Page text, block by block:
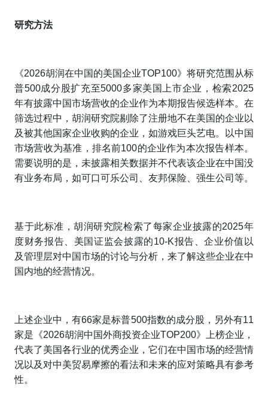
研究方法
《2026胡润在中国的美国企业TOP100》将研究范围从标
普500成分股扩充至5000多家美国上市企业，检索2025
年有披露中国市场营收的企业作为本期报告候选样本。在
筛选过程中，胡润研究院剔除了注册地不在美国的企业以
及被其他国家企业收购的企业，如游戏巨头艺电。以中国
市场营收为基准，排名前100的企业作为本次报告样本。
需要说明的是，未披露相关数据并不代表该企业在中国没
有业务布局，如可口可乐公司、友邦保险、强生公司等。
基于此标准，胡润研究院检索了每家企业披露的2025年
度财务报告、美国证监会披露的10-K报告、企业价值以
及管理层对中国市场的讨论与分析，来了解这些企业在中
国内地的经营情况。
上述企业中，有66家是标普500指数的成分股，另外有11
家是《2026胡润中国外商投资企业TOP200》上榜企业，
代表了美国各行业的优秀企业，它们在中国市场的经营情
况以及对中美贸易摩擦的看法和未来的应对策略具有参考
性。